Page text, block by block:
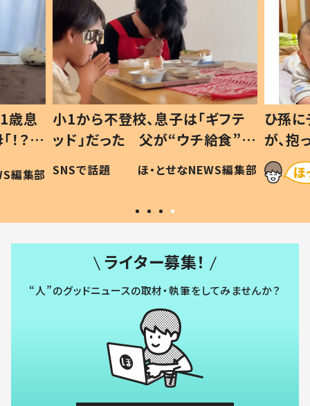
歳息
？」
編集部
小1から不登校、息子は「ギフテ
ッド」だった 父が“ウチ給食”を
作り続ける理由とは #令和の親
#令和の子
SNSで話題 ほ・とせなNEWS編集部
ひ孫
が、
「涙が
い」
ライター募集！
“人”のグッドニュースの取材・執筆をしてみませんか？